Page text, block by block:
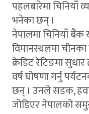
पहलबारेमा चिनियाँ
भनेका छन् ।
नेपालमा चिनियाँ बैंक
विमानस्थलमा चीनका
क्रेडिट रेटिङमा
वर्ष घोषणा गर्नु
छन् । उनले सडक,
जोडिएर नेपालको